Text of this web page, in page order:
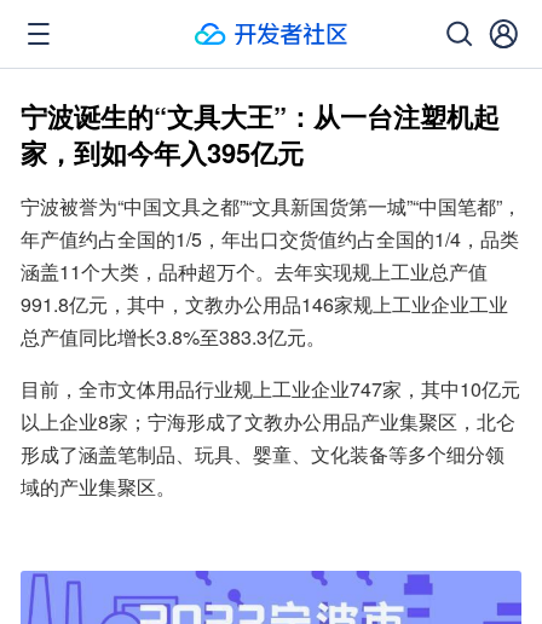
宁波诞生的“文具大王”：从一台注塑机起
家，到如今年入395亿元
宁波被誉为“中国文具之都”“文具新国货第一城”“中国笔都”，
年产值约占全国的1/5，年出口交货值约占全国的1/4，品类
涵盖11个大类，品种超万个。去年实现规上工业总产值
991.8亿元，其中，文教办公用品146家规上工业企业工业
总产值同比增长3.8%至383.3亿元。
目前，全市文体用品行业规上工业企业747家，其中10亿元
以上企业8家；宁海形成了文教办公用品产业集聚区，北仑
形成了涵盖笔制品、玩具、婴童、文化装备等多个细分领
域的产业集聚区。